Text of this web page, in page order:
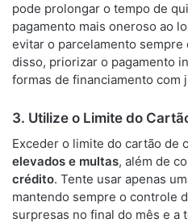
pode prolongar o tempo de
pagamento mais oneroso ao
evitar o parcelamento
disso, priorizar o pagamento
formas de financiamento com
3. Utilize o Limite do
Exceder o limite do cartão de
elevados e multas, além de
crédito. Tente usar apenas
mantendo sempre o controle
surpresas no final do mês e a